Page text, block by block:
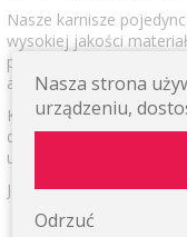
Nasze karnisze
wysokiej jakości
personalizacji. W
agrafkami, które
Karnisze pojedyncze
do zawieszenia
uroku. Wybierz ten
Jeśli jednak ten rodzaj
Nasza strona
urządzeniu,
Odrzuć